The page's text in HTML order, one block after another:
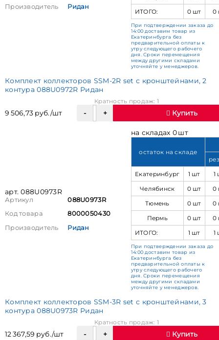
Производитель
Ридан
ИТОГО:
0 шт 0
При подтверждении заказа до
14:00 доставим товар из
Екатеринбурга без
предварительной оплаты к
утру следующего рабочего
дня. Сроки перемещения
между другими складами
уточняйте у менеджеров.
Комплект коллекторов SSM-2R set с кронштейнами, 2
контура 088U0972R Ридан
9 506,73 руб./шт
Кратность продаж: 1
Купить
арт. 088U0973R
Артикул
088U0973R
Код товара
8000050430
Производитель
Ридан
на складах 0 шт
остаток на складе
Екатеринбург
1 шт
1
Челябинск
0 шт
0
Тюмень
0 шт
0
Пермь
0 шт
0
ИТОГО:
1 шт 1
При подтверждении заказа до
14:00 доставим товар из
Екатеринбурга без
предварительной оплаты к
утру следующего рабочего
дня. Сроки перемещения
между другими складами
уточняйте у менеджеров.
Комплект коллекторов SSM-3R set с кронштейнами, 3
контура 088U0973R Ридан
12 367,59 руб./шт
Кратность продаж: 1
Купить